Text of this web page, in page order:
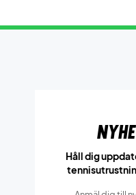
Håll dig